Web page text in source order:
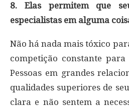
8. Elas permitem que
especialistas em alguma
Não há nada mais tóxico
competição constante
Pessoas em grandes
qualidades superiores de
clara e não sentem a